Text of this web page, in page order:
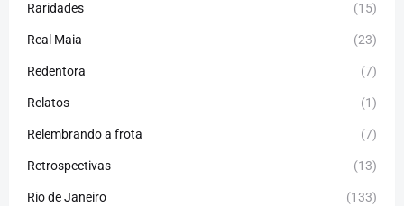
Raridades (15)
Real Maia (23)
Redentora (7)
Relatos (1)
Relembrando a frota (7)
Retrospectivas (13)
Rio de Janeiro (133)